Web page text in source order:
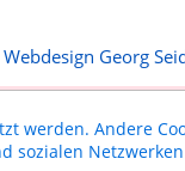
werden. Andere
sozialen